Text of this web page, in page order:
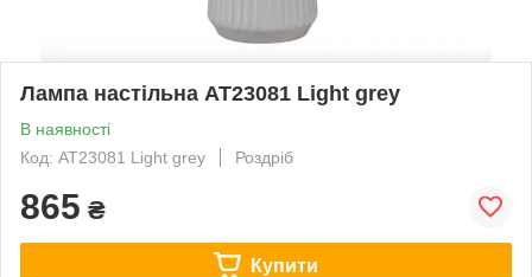
Лампа настільна AT23081 Light grey
В наявності
Код: AT23081 Light grey
Роздріб
865 ₴
Купити